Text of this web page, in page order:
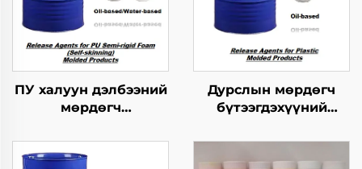
ПУ халуун дэлбээний
мөрдөгч
хэрэгсэл
Дурслын мөрдөгч
бүтээгдэхүүний